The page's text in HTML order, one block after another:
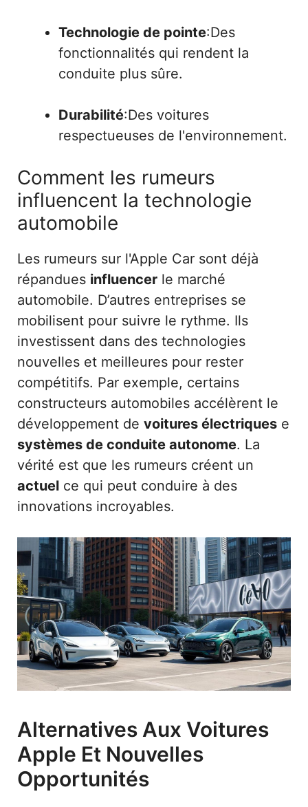
Technologie de pointe:Des
fonctionnalités qui rendent la
conduite plus sûre.
Durabilité:Des voitures
respectueuses de l'environnement.
Comment les rumeurs
influencent la technologie
automobile
Les rumeurs sur l'Apple Car sont déjà
répandues influencer le marché
automobile. D’autres entreprises se
mobilisent pour suivre le rythme. Ils
investissent dans des technologies
nouvelles et meilleures pour rester
compétitifs. Par exemple, certains
constructeurs automobiles accélèrent le
développement de voitures électriques e
systèmes de conduite autonome. La
vérité est que les rumeurs créent un
actuel ce qui peut conduire à des
innovations incroyables.
Alternatives Aux Voitures
Apple Et Nouvelles
Opportunités